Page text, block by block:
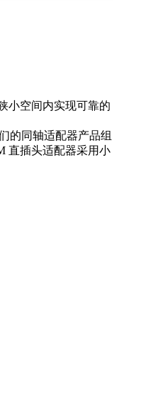
小空间内实现可靠的
的同轴适配器产品组
直插头适配器采用小